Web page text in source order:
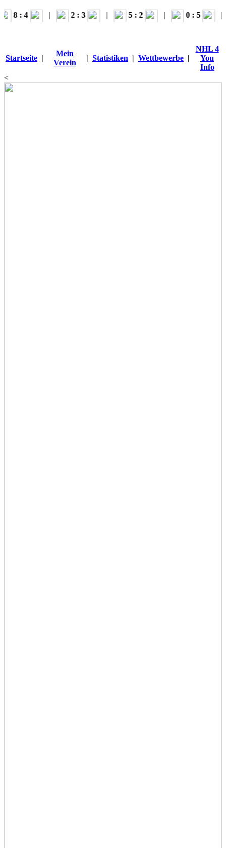
| 2 : 3 | 5 : 2 | 0 : 5 | 4 :
Startseite |
Mein
Verein
| Statistiken | Wettbewerbe |
NHL 4
You
Info
<